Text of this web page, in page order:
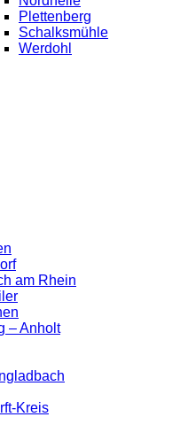
Plettenberg
Schalksmühle
Werdohl
am Rhein
– Anholt
Kreis